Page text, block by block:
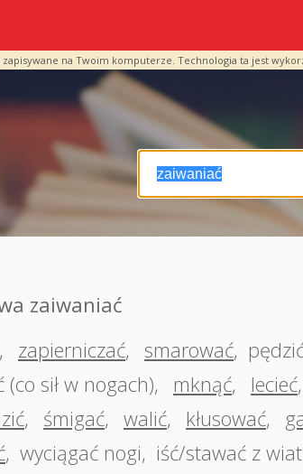
na Twoim komputerze. Technologia ta jest
zaiwaniać
, zapierniczać, smarować,
(co sił w nogach), mknąć, lecieć,
, śmigać, walić, kłusować,
, wyciągać nogi, iść/stawać z